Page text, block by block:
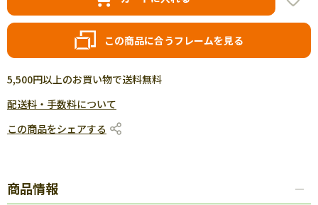
この商品に合うフレームを見る
5,500円以上のお買い物で送料無料
配送料・手数料について
この商品をシェアする
商品情報